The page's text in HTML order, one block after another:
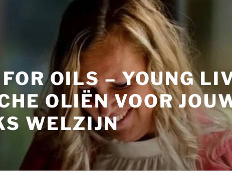
OILS – YOUNG
OLIËN VOOR
WELZIJN